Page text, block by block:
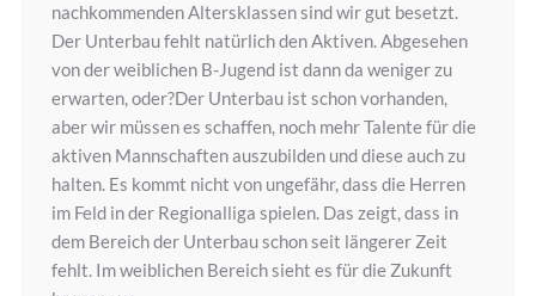
nachkommenden Altersklassen sind wir gut besetzt.
Der Unterbau fehlt natürlich den Aktiven. Abgesehen
von der weiblichen B-Jugend ist dann da weniger zu
erwarten, oder?Der Unterbau ist schon vorhanden,
aber wir müssen es schaffen, noch mehr Talente für die
aktiven Mannschaften auszubilden und diese auch zu
halten. Es kommt nicht von ungefähr, dass die Herren
im Feld in der Regionalliga spielen. Das zeigt, dass in
dem Bereich der Unterbau schon seit längerer Zeit
fehlt. Im weiblichen Bereich sieht es für die Zukunft